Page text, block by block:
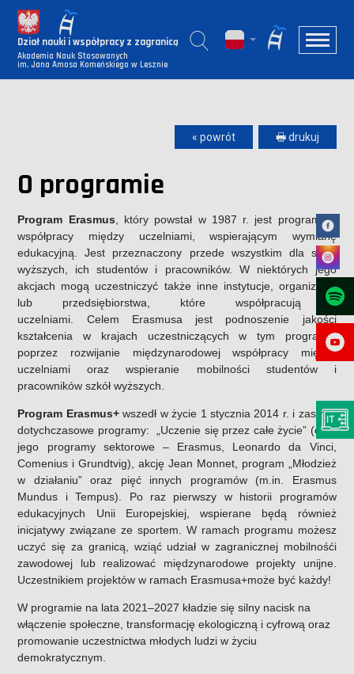
Dział nauki i współpracy z zagranicą
Akademia Nauk Stosowanych
im. Jana Amosa Komeńskiego w Lesznie
« powrót 🖶 drukuj
O programie
Program Erasmus , który powstał w 1987 r. jest programem
współpracy między uczelniami, wspierającym wymianę
edukacyjną. Jest przeznaczony przede wszystkim dla szkół
wyższych, ich studentów i pracowników. W niektórych jego
akcjach mogą uczestniczyć także inne instytucje, organizacje
lub przedsiębiorstwa, które współpracują z
uczelniami.
Celem Erasmusa jest podnoszenie jakości
kształcenia w krajach uczestniczących w tym programie
poprzez rozwijanie międzynarodowej współpracy między
uczelniami oraz wspieranie mobilności studentów i
pracowników szkół wyższych.
Program Erasmus+wszedł w życie 1 stycznia 2014 r. i zastąpił
dotychczasowe programy: „Uczenie się przez całe życie” (oraz
jego programy sektorowe – Erasmus, Leonardo da Vinci,
Comenius i Grundtvig), akcję Jean Monnet, program „Młodzież
w działaniu” oraz pięć innych programów (m.in. Erasmus
Mundus i Tempus). Po raz pierwszy w historii programów
edukacyjnych Unii Europejskiej, wspierane będą również
inicjatywy związane ze sportem. W ramach programu możesz
uczyć się za granicą, wziąć udział w zagranicznej mobilnośći
zawodowej lub realizować międzynarodowe projekty unijne.
Uczestnikiem projektów w ramach Erasmusa+może być każdy!
W programie na lata 2021–2027 kładzie się silny nacisk na
włączenie społeczne, transformację ekologiczną i cyfrową oraz
promowanie uczestnictwa młodych ludzi w życiu
demokratycznym.